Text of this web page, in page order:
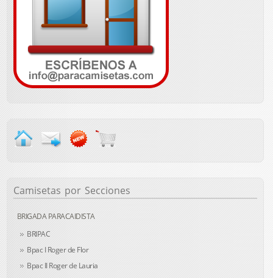
Camisetas por Secciones
BRIGADA PARACAIDISTA
BRIPAC
Bpac I Roger de Flor
Bpac II Roger de Lauria